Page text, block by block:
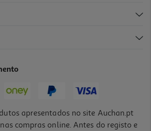
apresentados no site Auchan.pt
compras online. Antes do registo e